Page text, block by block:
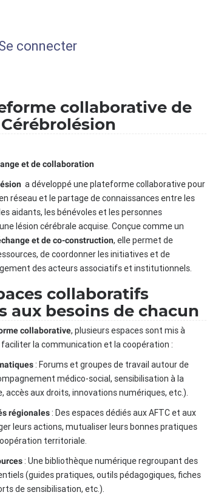
connecter
collaborative de
et de collaboration
a développé une plateforme collaborative pour
réseau et le partage de connaissances entre les
aidants, les bénévoles et les personnes
lésion cérébrale acquise. Conçue comme un
et de co-construction, elle permet de
de coordonner les initiatives et de
des acteurs associatifs et institutionnels.
collaboratifs
aux besoins de chacun
collaborative, plusieurs espaces sont mis à
la communication et la coopération :
: Forums et groupes de travail autour de
médico-social, sensibilisation à la
accès aux droits, innovations numériques, etc.).
régionales: Des espaces dédiés aux AFTC et aux
leurs actions, mutualiser leurs bonnes pratiques
territoriale.
: Une bibliothèque numérique regroupant des
(guides pratiques, outils pédagogiques, fiches
de sensibilisation, etc.).